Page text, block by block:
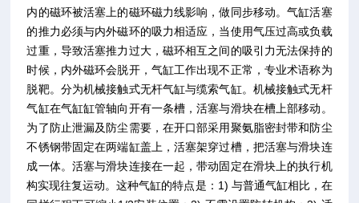
内的磁环被活塞上的磁环磁力线影响，做同步移动。气缸活塞
的推力必须与内外磁环的吸力相适应，当使用气压过高或负载
过重，导致活塞推力过大，磁环相互之间的吸引力无法保持的
时候，内外磁环会脱开，气缸工作出现不正常，专业术语称为
脱靶。分为机械接触式无杆气缸与缆索气缸。机械接触式无杆
气缸在气缸缸管轴向开有一条槽，活塞与滑块在槽上部移动。
为了防止泄漏及防尘需要，在开口部采用聚氨脂密封带和防尘
不锈钢带固定在两端缸盖上，活塞架穿过槽，把活塞与滑块连
成一体。活塞与滑块连接在一起，带动固定在滑块上的执行机
构实现往复运动。这种气缸的特点是：1) 与普通气缸相比，在